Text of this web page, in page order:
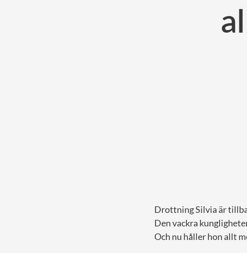
Drottning Silvia är
Den vackra
Och nu håller hon allt